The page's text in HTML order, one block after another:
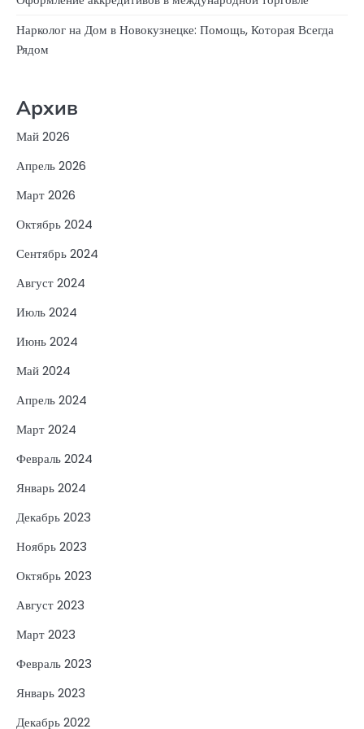
Нарколог на Дом в Новокузнецке: Помощь, Которая Всегда
Рядом
Архив
Май 2026
Апрель 2026
Март 2026
Октябрь 2024
Сентябрь 2024
Август 2024
Июль 2024
Июнь 2024
Май 2024
Апрель 2024
Март 2024
Февраль 2024
Январь 2024
Декабрь 2023
Ноябрь 2023
Октябрь 2023
Август 2023
Март 2023
Февраль 2023
Январь 2023
Декабрь 2022